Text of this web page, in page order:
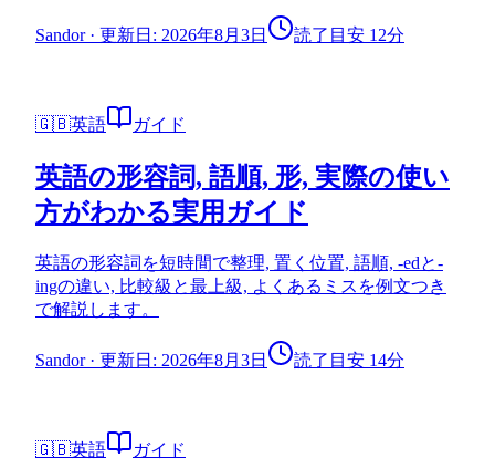
Sandor· 更新日: 2026年8月3日 読了目安 12分
🇬🇧英語 ガイド
英語の形容詞, 語順, 形, 実際の使い
方がわかる実用ガイド
英語の形容詞を短時間で整理, 置く位置, 語順, -edと-
ingの違い, 比較級と最上級, よくあるミスを例文つき
で解説します。
Sandor· 更新日: 2026年8月3日 読了目安 14分
🇬🇧英語 ガイド